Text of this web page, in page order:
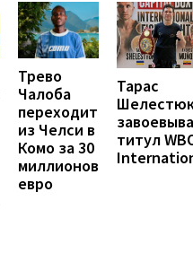
Трево
Чалоба
переходит
из Челси в
Комо за 30
миллионов
евро
Тарас
титул